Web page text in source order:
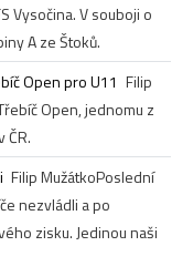
Vysočina. V souboji o
A ze Štoků.
Open pro U11 Filip
Open, jednomu z
ČR.
Filip MužátkoPoslední
nezvládli a po
zisku. Jedinou naši